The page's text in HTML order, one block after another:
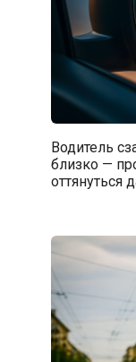
Водитель
близко —
оттянуться